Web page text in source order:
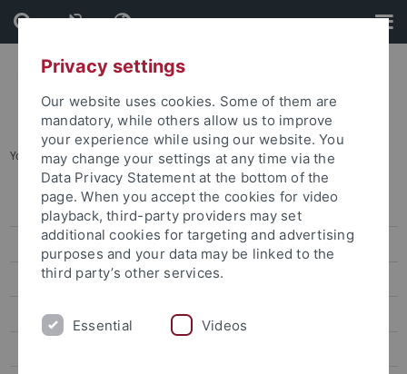
Skip
to
content
Skip
to
footer
You are here: Startseite ... Freie Stellen
Freie Stellen
IT & Bib / Technik & Handwerk / Verwaltung
Professuren
Postdocs, Juniorprofessuren, Nachwuchsgruppenleitungen
Privacy settings
Our website uses cookies. Some of them are
mandatory, while others allow us to improve
your experience while using our website. You
may change your settings at any time via the
Data Privacy Statement at the bottom of the
page. When you accept the cookies for video
playback, third-party providers may set
additional cookies for targeting and advertising
purposes and your data may be linked to the
third party’s other services.
Essential Videos